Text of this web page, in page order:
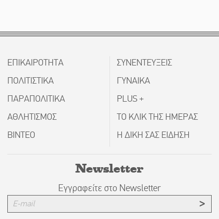
ΕΠΙΚΑΙΡΟΤΗΤΑ
ΠΟΛΙΤΙΣΤΙΚΑ
ΠΑΡΑΠΟΛΙΤΙΚΑ
ΑΘΛΗΤΙΣΜΟΣ
ΒΙΝΤΕΟ
ΣΥΝΕΝΤΕΥΞΕΙΣ
ΓΥΝΑΙΚΑ
PLUS +
ΤΟ ΚΛΙΚ ΤΗΣ ΗΜΕΡΑΣ
Η ΔΙΚΗ ΣΑΣ ΕΙΔΗΣΗ
Newsletter
Εγγραφείτε στο Newsletter